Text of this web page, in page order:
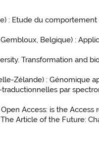
: Etude du
Belgique) :
Transformation and
Zélande) : Génomique
traductionnelles par
Access: is the Access
Article of the Future: